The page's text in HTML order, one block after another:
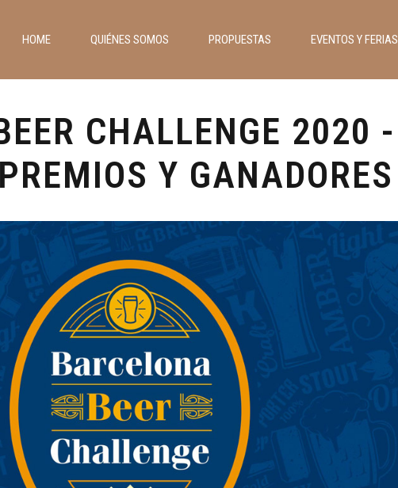
HOME QUIÉNES SOMOS PROPUESTAS EVENTOS Y FERIAS
CHALLENGE 2020 -
Y GANADORES